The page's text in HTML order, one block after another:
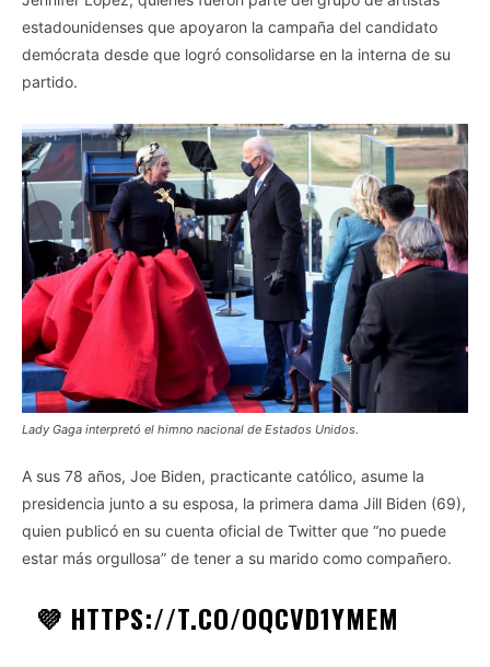
estadounidenses que apoyaron la campaña del candidato
demócrata desde que logró consolidarse en la interna de su
partido.
Lady Gaga interpretó el himno nacional de Estados Unidos.
A sus 78 años, Joe Biden, practicante católico, asume la
presidencia junto a su esposa, la primera dama Jill Biden (69),
quien publicó en su cuenta oficial de Twitter que “no puede
estar más orgullosa” de tener a su marido como compañero.
💜 HTTPS://T.CO/OQCVD1YMEM